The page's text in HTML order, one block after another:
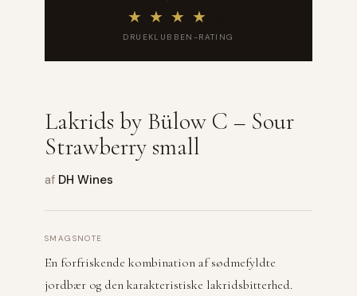
★ ★ ★ ★
DRUEKLUBBEN-RATING
Lakrids by Bülow C – Sour
Strawberry small
af DH Wines
SMAGSNOTE
En forfriskende kombination af sødmefyldte
jordbær og den karakteristiske lakridsbitterhed.